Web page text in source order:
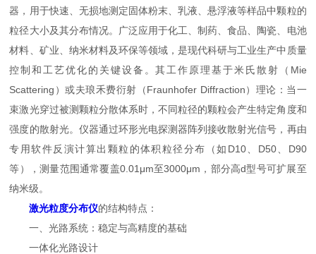
器，用于快速、无损地测定固体粉末、乳液、悬浮液等样品中颗粒的
粒径大小及其分布情况。广泛应用于化工、制药、食品、陶瓷、电池
材料、矿业、纳米材料及环保等领域，是现代科研与工业生产中质量
控制和工艺优化的关键设备。其工作原理基于米氏散射（Mie
Scattering）或夫琅禾费衍射（Fraunhofer Diffraction）理论：当一
束激光穿过被测颗粒分散体系时，不同粒径的颗粒会产生特定角度和
强度的散射光。仪器通过环形光电探测器阵列接收散射光信号，再由
专用软件反演计算出颗粒的体积粒径分布（如D10、D50、D90
等），测量范围通常覆盖0.01μm至3000μm，部分高d型号可扩展至
纳米级。
激光粒度分布仪的结构特点：
一、光路系统：稳定与高精度的基础
一体化光路设计